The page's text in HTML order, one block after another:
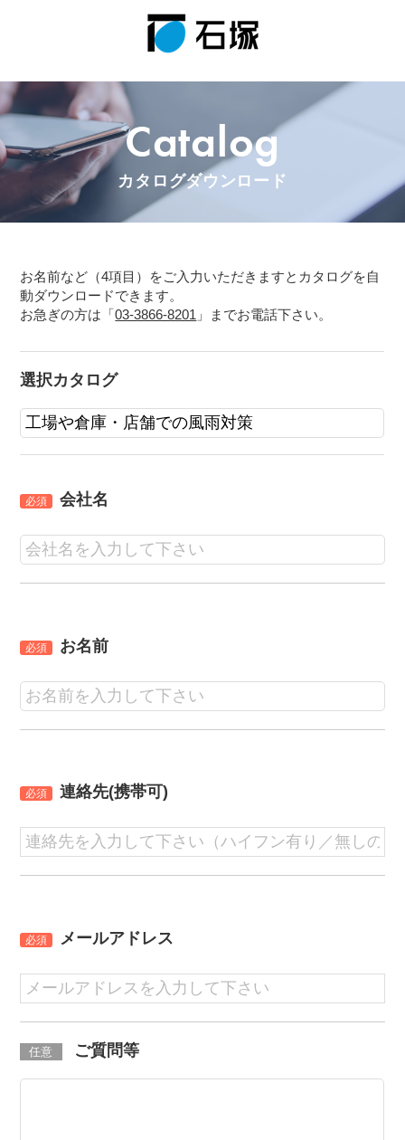
Catalog
カタログダウンロード
お名前など（4項目）をご入力いただきますとカタログを自
動ダウンロードできます。
お急ぎの方は「03-3866-8201 」までお電話下さい。
選択カタログ
必須 会社名
必須 お名前
必須 連絡先(携帯可)
必須 メールアドレス
任意 ご質問等